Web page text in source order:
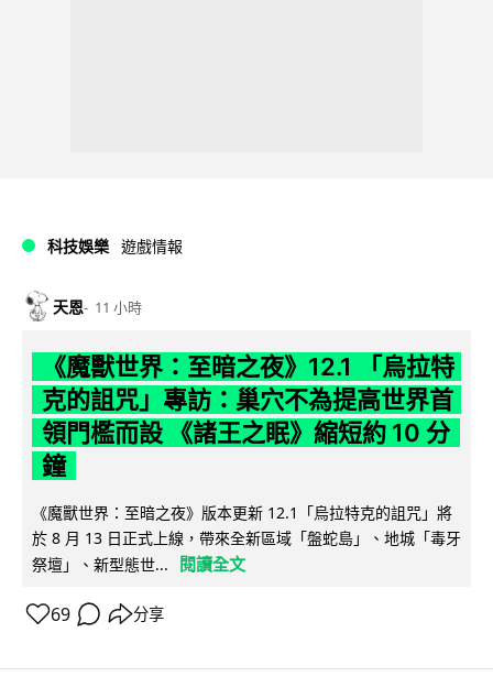
科技娛樂 遊戲情報
天恩 11 小時
《魔獸世界：至暗之夜》12.1 「烏拉特
克的詛咒」專訪：巢穴不為提高世界首
領門檻而設 《諸王之眠》縮短約 10 分
鐘
《魔獸世界：至暗之夜》版本更新 12.1「烏拉特克的詛咒」將
於 8 月 13 日正式上線，帶來全新區域「盤蛇島」、地城「毒牙
祭壇」、新型態世...
閱讀全文
69 分享